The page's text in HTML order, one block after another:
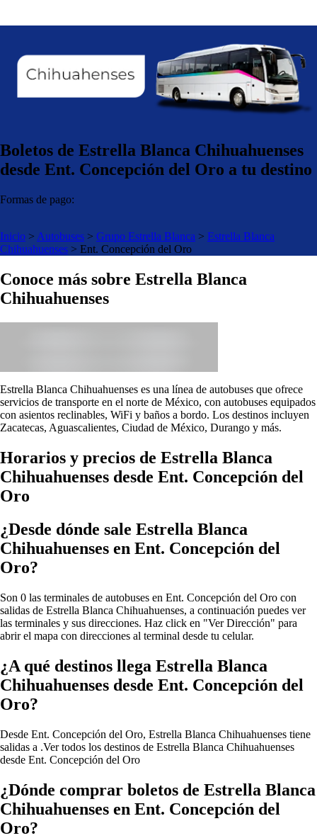
Boletos de Estrella Blanca Chihuahuenses
desde Ent. Concepción del Oro a tu destino
Formas de pago:
Inicio > Autobuses > Grupo Estrella Blanca > Estrella Blanca
Chihuahuenses > Ent. Concepción del Oro
Conoce más sobre Estrella Blanca
Chihuahuenses
Estrella Blanca Chihuahuenses es una línea de autobuses que ofrece
servicios de transporte en el norte de México, con autobuses equipados
con asientos reclinables, WiFi y baños a bordo. Los destinos incluyen
Zacatecas, Aguascalientes, Ciudad de México, Durango y más.
Horarios y precios de Estrella Blanca
Chihuahuenses desde Ent. Concepción del
Oro
¿Desde dónde sale Estrella Blanca
Chihuahuenses en Ent. Concepción del
Oro?
Son 0 las terminales de autobuses en Ent. Concepción del Oro con
salidas de Estrella Blanca Chihuahuenses, a continuación puedes ver
las terminales y sus direcciones. Haz click en "Ver Dirección" para
abrir el mapa con direcciones al terminal desde tu celular.
¿A qué destinos llega Estrella Blanca
Chihuahuenses desde Ent. Concepción del
Oro?
Desde Ent. Concepción del Oro, Estrella Blanca Chihuahuenses tiene
salidas a .Ver todos los destinos de Estrella Blanca Chihuahuenses
desde Ent. Concepción del Oro
¿Dónde comprar boletos de Estrella Blanca
Chihuahuenses en Ent. Concepción del
Oro?